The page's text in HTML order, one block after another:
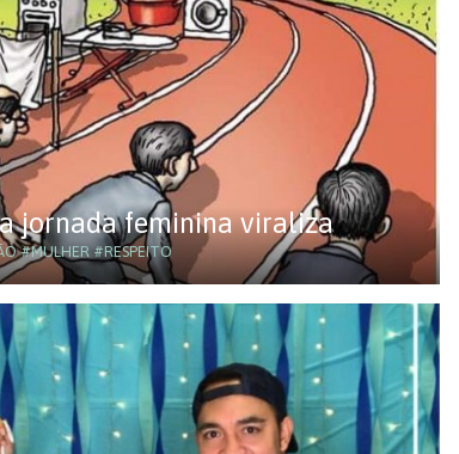
jornada feminina viraliza
#MULHER#RESPEITO